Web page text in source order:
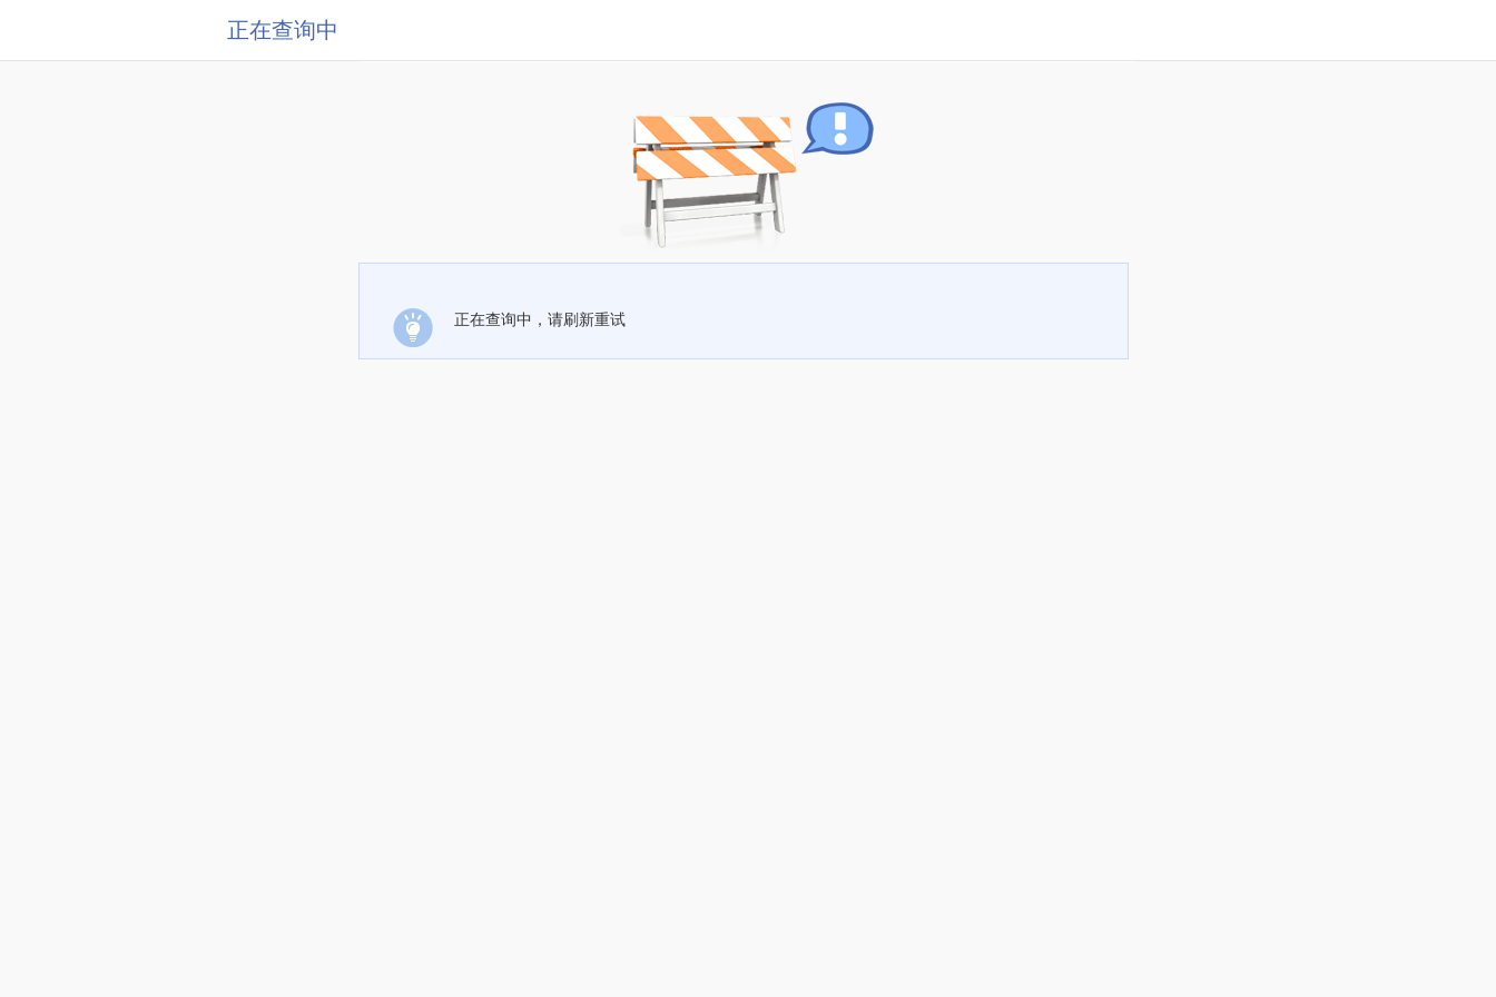
正在查询中
正在查询中，请刷新重试